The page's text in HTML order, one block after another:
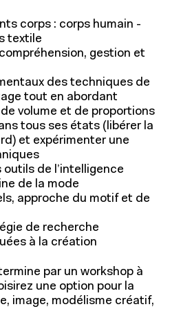
corps : corps humain -
textile
gestion et
des techniques de
tout en abordant
volume et de proportions
tous ses états (libérer la
et expérimenter une
de l’intelligence
de la mode
approche du motif et de
de recherche
à la création
par un workshop à
une option pour la
image, modélisme créatif,